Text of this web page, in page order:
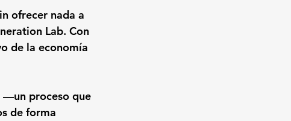
ofrecer nada a
Lab. Con
de la economía
—un proceso que
de forma